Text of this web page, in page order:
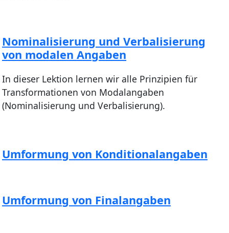
Nominalisierung und Verbalisierung
von modalen Angaben
In dieser Lektion lernen wir alle Prinzipien für
Transformationen von Modalangaben
(Nominalisierung und Verbalisierung).
Umformung von Konditionalangaben
Umformung von Finalangaben